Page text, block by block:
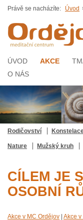
Právě se nacházíte: Úvod
ÚVOD AKCE
O NÁS
Rodičovství
Nature Mužský kruh
CÍLEM JE
OSOBNÍ
Akce v MC Ordějov Akce v